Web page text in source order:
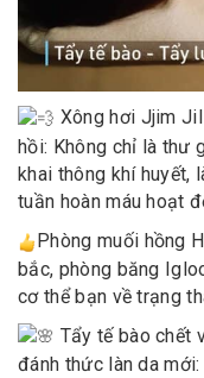
Xông hơi Jjim
hồi: Không chỉ là thư
khai thông khí huyết,
tuần hoàn máu hoạt
Phòng muối hồng
bắc, phòng băng
cơ thể bạn về trạng
Tẩy tế bào chết
đánh thức làn da